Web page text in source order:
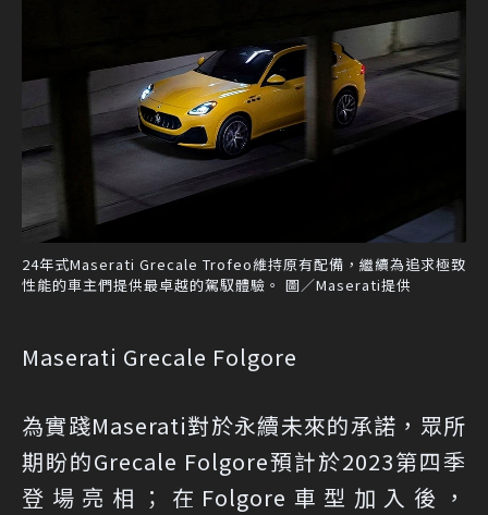
24年式Maserati Grecale Trofeo維持原有配備，繼續為追求極致
性能的車主們提供最卓越的駕馭體驗。 圖／Maserati提供
Maserati Grecale Folgore
為實踐Maserati對於永續未來的承諾，眾所
期盼的Grecale Folgore預計於2023第四季
登場亮相；在Folgore車型加入後，